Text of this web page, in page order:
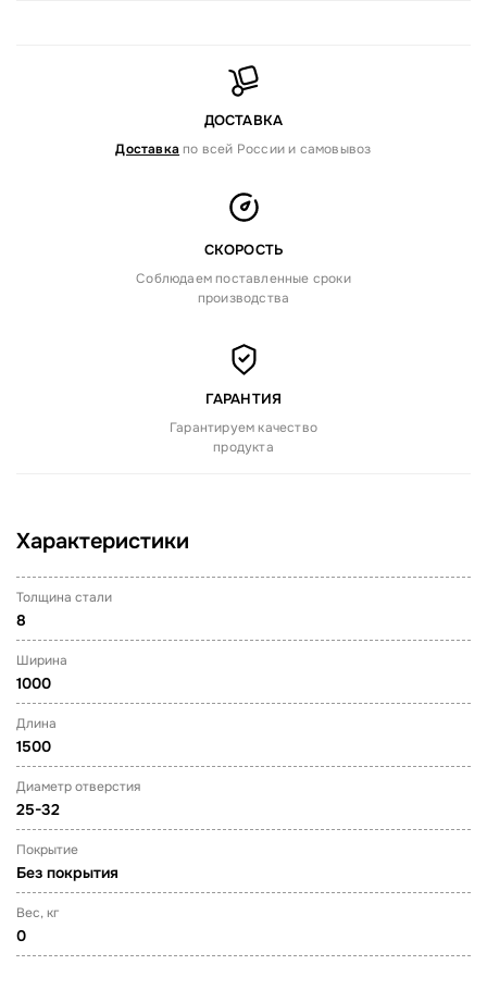
ДОСТАВКА
Доставка по всей России и самовывоз
СКОРОСТЬ
Соблюдаем поставленные сроки
производства
ГАРАНТИЯ
Гарантируем качество
продукта
Характеристики
Толщина стали
8
Ширина
1000
Длина
1500
Диаметр отверстия
25-32
Покрытие
Без покрытия
Вес, кг
0